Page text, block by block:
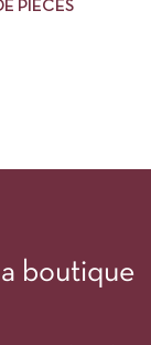
PIECES
boutique